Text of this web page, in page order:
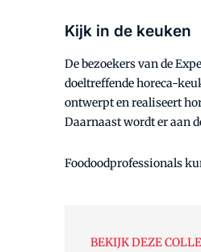
Kijk in de keuken
De bezoekers van de
doeltreffende horeca-
ontwerpt en realiseert
Daarnaast wordt er aan
Foodoodprofessionals
BEKIJK DEZE